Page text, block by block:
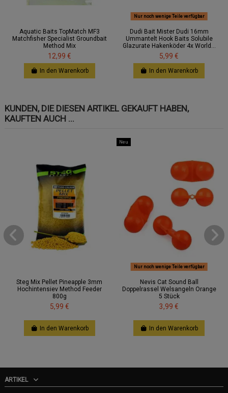
Aquatic Baits TopMatch MF3
Matchfisher Specialist Groundbait
Method Mix
12,99 €
In den Warenkorb
Nur noch wenige Teile verfügbar
Dudi Bait Mister Dudi 16mm
Ummantelt Hook Baits Solubile
Glazurate Hakenköder 4x World...
5,99 €
In den Warenkorb
KUNDEN, DIE DIESEN ARTIKEL GEKAUFT HABEN,
KAUFTEN AUCH ...
Steg Mix Pellet Pineapple 3mm
Hochintensiev Method Feeder
800g
5,99 €
In den Warenkorb
Neu
Nur noch wenige Teile verfügbar
Nevis Cat Sound Ball
Doppelrassel Welsangeln Orange
5 Stück
3,99 €
In den Warenkorb
ARTIKEL